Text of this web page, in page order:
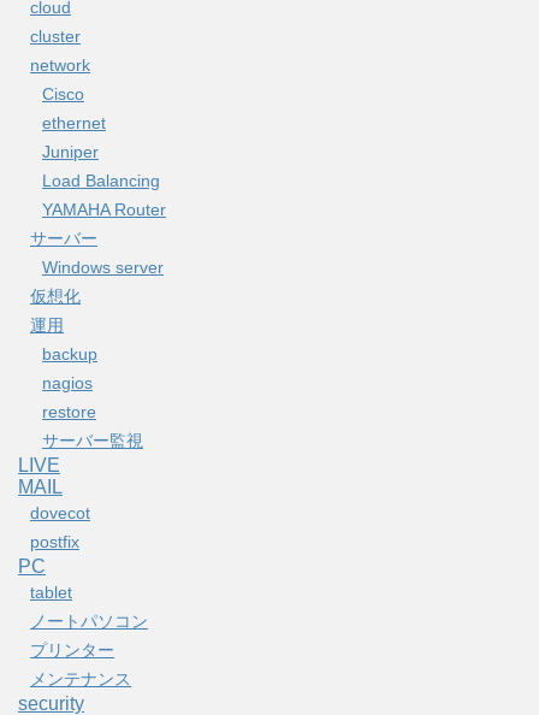
cloud
cluster
network
Cisco
ethernet
Juniper
Load Balancing
YAMAHA Router
サーバー
Windows server
仮想化
運用
backup
nagios
restore
サーバー監視
LIVE
MAIL
dovecot
postfix
PC
tablet
ノートパソコン
プリンター
メンテナンス
security